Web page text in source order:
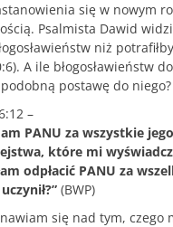
się w nowym
Psalmista Dawid
niż
A ile błogosławieństw
postawę do niego?
–
PANU za wszystkie jego
które mi
odpłacić PANU za
(BWP)
się nad tym, czego